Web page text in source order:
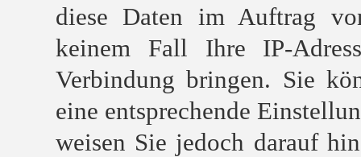
diese Daten im Auftrag
keinem Fall Ihre IP-
Verbindung bringen. Sie
eine entsprechende
weisen Sie jedoch darauf